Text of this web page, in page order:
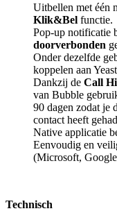
Uitbellen met één
Klik&Bel functie.
Pop-up notificatie
doorverbonden
Onder dezelfde
koppelen aan
Dankzij de Call
van Bubble
90 dagen zodat je
contact heeft
Native applicatie
Eenvoudig en
(Microsoft,
Technisch